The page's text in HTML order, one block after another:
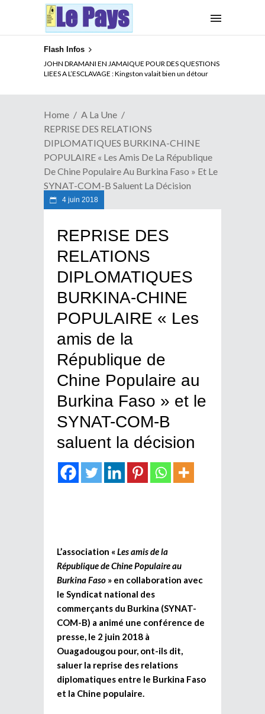
Flash Infos
JOHN DRAMANI EN JAMAIQUE POUR DES QUESTIONS
LIEES A L’ESCLAVAGE : Kingston valait bien un détour
ELECTION DE TALON A LA TETE DU SENAT BENINOIS :
Quand Patrice quitte le pouvoir sans partir !
Home
A La Une
REPRISE DES RELATIONS
DIPLOMATIQUES BURKINA-CHINE
POPULAIRE « Les Amis De La République
De Chine Populaire Au Burkina Faso » Et Le
SYNAT-COM-B Saluent La Décision
4 juin 2018
REPRISE DES
RELATIONS
DIPLOMATIQUES
BURKINA-CHINE
POPULAIRE « Les
amis de la
République de
Chine Populaire au
Burkina Faso » et le
SYNAT-COM-B
saluent la décision
L’association «Les amis de la
République de Chine Populaire au
Burkina Faso » en collaboration avec
le Syndicat national des
commerçants du Burkina (SYNAT-
COM-B) a animé une conférence de
presse, le 2 juin 2018 à
Ouagadougou pour, ont-ils dit,
saluer la reprise des relations
diplomatiques entre le Burkina Faso
et la Chine populaire.